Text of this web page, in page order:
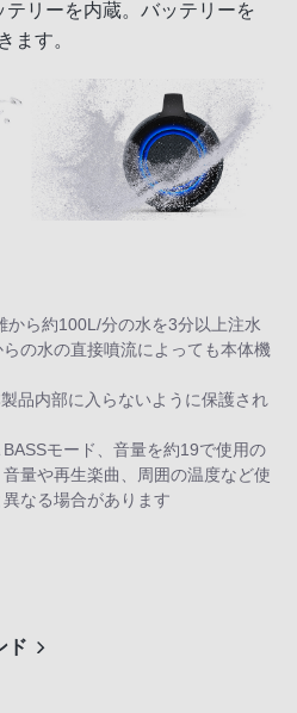
リーを内蔵。バッテリーを
ます。
から約100L/分の水を3分以上注水
の水の直接噴流によっても本体機
品内部に入らないように保護され
モード、音量を約19で使用の
量や再生楽曲、周囲の温度など使
なる場合があります
ド